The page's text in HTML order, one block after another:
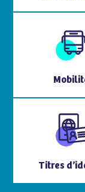
Titres